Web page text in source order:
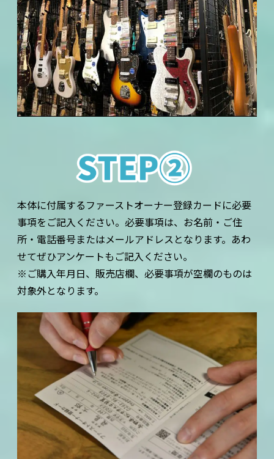
本体に付属するファーストオーナー登録カードに必要
事項をご記入ください。必要事項は、お名前・ご住
所・電話番号またはメールアドレスとなります。あわ
せてぜひアンケートもご記入ください。
※ご購入年月日、販売店欄、必要事項が空欄のものは
対象外となります。